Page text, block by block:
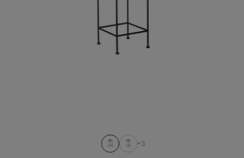
+3